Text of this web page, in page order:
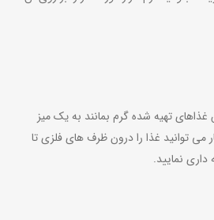
تهیه شده گرم بمانند به یک میز
می توانید غذا را درون ظرف های فلزی تا
نمایید.